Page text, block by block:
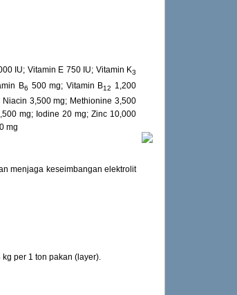
IU; Vitamin E 750 IU; Vitamin K3
B6 500 mg; Vitamin B12
1,200
3,500 mg; Methionine 3,500
mg; Iodine 20 mg; Zinc 10,000
mg
menjaga keseimbangan elektrolit
per 1 ton pakan (layer).